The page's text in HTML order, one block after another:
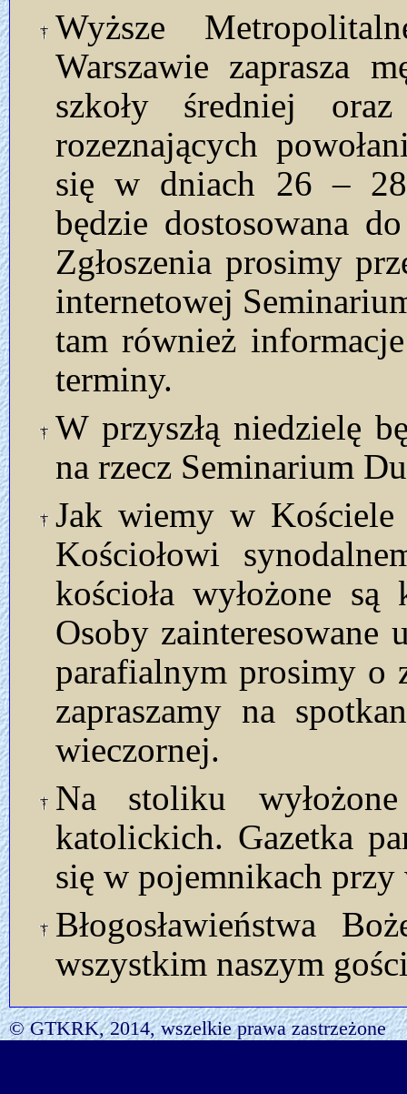
Wyższe
Warszawie zaprasza
szkoły średniej
rozeznających
się w dniach 26 –
będzie dostosowana
Zgłoszenia prosimy
internetowej
tam również
terminy.
W przyszłą niedzielę
na rzecz Seminarium
Jak wiemy w Kościele
Kościołowi
kościoła wyłożone
Osoby zainteresowane
parafialnym prosimy o
zapraszamy na
wieczornej.
Na stoliku
katolickich. Gazetka
się w pojemnikach przy
Błogosławieństwa
wszystkim naszym
© GTKRK, 2014, wszelkie prawa zastrzeżone